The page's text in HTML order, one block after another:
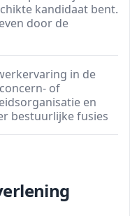
kandidaat bent.
door de
in de
of
en
bestuurlijke fusies